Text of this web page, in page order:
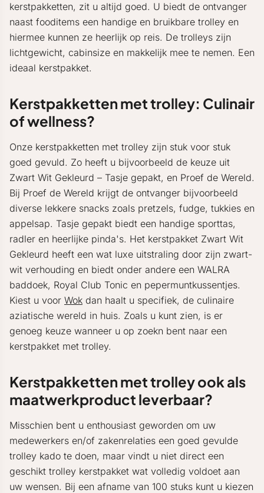
kerstpakketten, zit u altijd goed. U biedt de ontvanger
naast fooditems een handige en bruikbare trolley en
hiermee kunnen ze heerlijk op reis. De trolleys zijn
lichtgewicht, cabinsize en makkelijk mee te nemen. Een
ideaal kerstpakket.
Kerstpakketten met trolley: Culinair
of wellness?
Onze kerstpakketten met trolley zijn stuk voor stuk
goed gevuld. Zo heeft u bijvoorbeeld de keuze uit
Zwart Wit Gekleurd – Tasje gepakt, en Proef de Wereld.
Bij Proef de Wereld krijgt de ontvanger bijvoorbeeld
diverse lekkere snacks zoals pretzels, fudge, tukkies en
appelsap. Tasje gepakt biedt een handige sporttas,
radler en heerlijke pinda's. Het kerstpakket Zwart Wit
Gekleurd heeft een wat luxe uitstraling door zijn zwart-
wit verhouding en biedt onder andere een WALRA
baddoek, Royal Club Tonic en pepermuntkussentjes.
Kiest u voor Wok dan haalt u specifiek, de culinaire
aziatische wereld in huis. Zoals u kunt zien, is er
genoeg keuze wanneer u op zoekn bent naar een
kerstpakket met trolley.
Kerstpakketten met trolley ook als
maatwerkproduct leverbaar?
Misschien bent u enthousiast geworden om uw
medewerkers en/of zakenrelaties een goed gevulde
trolley kado te doen, maar vindt u niet direct een
geschikt trolley kerstpakket wat volledig voldoet aan
uw wensen. Bij een afname van 100 stuks kunt u kiezen